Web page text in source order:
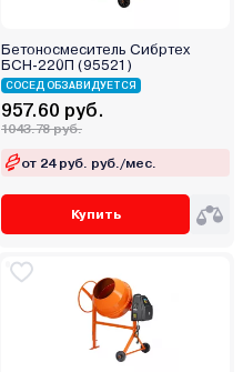
Бетоносмеситель Сибртех
БСН-220П (95521)
СОСЕД ОБЗАВИДУЕТСЯ
957.60 руб.
1043.78 руб.
от 24 руб. руб./мес.
Купить